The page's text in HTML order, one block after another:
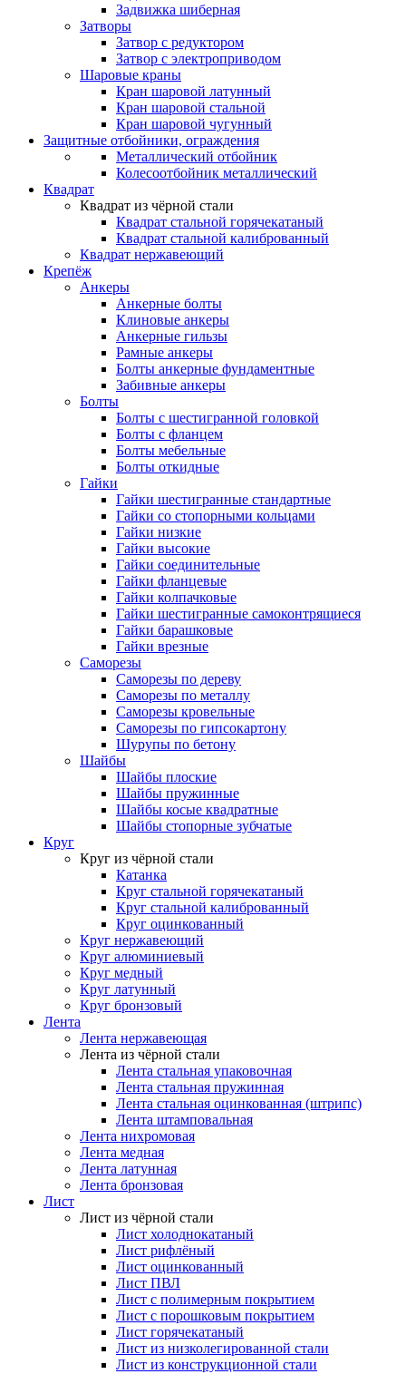
Задвижка шиберная
Затворы
Затвор с редуктором
Затвор с электроприводом
Шаровые краны
Кран шаровой латунный
Кран шаровой стальной
Кран шаровой чугунный
Защитные отбойники, ограждения
Металлический отбойник
Колесоотбойник металлический
Квадрат
Квадрат из чёрной стали
Квадрат стальной горячекатаный
Квадрат стальной калиброванный
Квадрат нержавеющий
Крепёж
Анкеры
Анкерные болты
Клиновые анкеры
Анкерные гильзы
Рамные анкеры
Болты анкерные фундаментные
Забивные анкеры
Болты
Болты с шестигранной головкой
Болты с фланцем
Болты мебельные
Болты откидные
Гайки
Гайки шестигранные стандартные
Гайки со стопорными кольцами
Гайки низкие
Гайки высокие
Гайки соединительные
Гайки фланцевые
Гайки колпачковые
Гайки шестигранные самоконтрящиеся
Гайки барашковые
Гайки врезные
Саморезы
Саморезы по дереву
Саморезы по металлу
Саморезы кровельные
Саморезы по гипсокартону
Шурупы по бетону
Шайбы
Шайбы плоские
Шайбы пружинные
Шайбы косые квадратные
Шайбы стопорные зубчатые
Круг
Круг из чёрной стали
Катанка
Круг стальной горячекатаный
Круг стальной калиброванный
Круг оцинкованный
Круг нержавеющий
Круг алюминиевый
Круг медный
Круг латунный
Круг бронзовый
Лента
Лента нержавеющая
Лента из чёрной стали
Лента стальная упаковочная
Лента стальная пружинная
Лента стальная оцинкованная (штрипс)
Лента штамповальная
Лента нихромовая
Лента медная
Лента латунная
Лента бронзовая
Лист
Лист из чёрной стали
Лист холоднокатаный
Лист рифлёный
Лист оцинкованный
Лист ПВЛ
Лист с полимерным покрытием
Лист с порошковым покрытием
Лист горячекатаный
Лист из низколегированной стали
Лист из конструкционной стали